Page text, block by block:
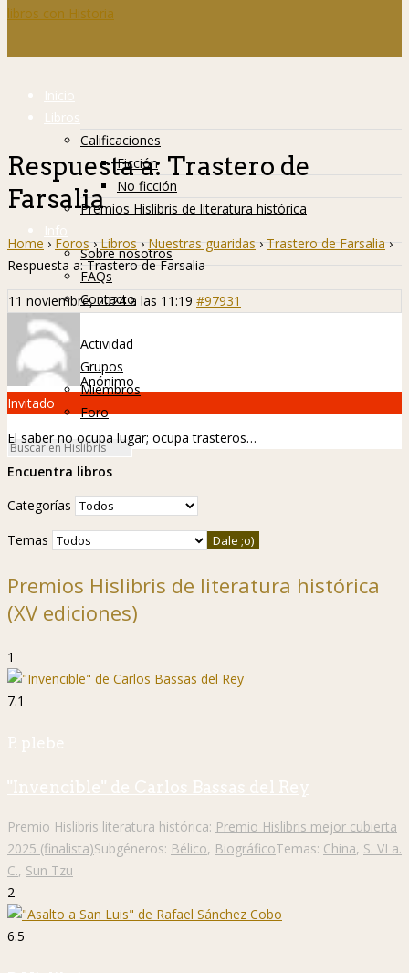
Inicio
Libros
Calificaciones
Ficción
No ficción
Premios Hislibris de literatura histórica
Info
Sobre nosotros
FAQs
Contacto
Hislibreños
Actividad
Grupos
Miembros
Foro
Respuesta a: Trastero de
Farsalia
Home › Foros › Libros › Nuestras guaridas › Trastero de Farsalia ›
Respuesta a: Trastero de Farsalia
11 noviembre, 2024 a las 11:19 #97931
Anónimo
Invitado
El saber no ocupa lugar; ocupa trasteros…
Encuentra libros
Categorías
Temas
Premios Hislibris de literatura histórica
(XV ediciones)
1
7.1
P. plebe
"Invencible" de Carlos Bassas del Rey
Premio Hislibris literatura histórica: Premio Hislibris mejor cubierta
2025 (finalista)Subgéneros: Bélico, BiográficoTemas: China, S. VI a.
C., Sun Tzu
2
6.5